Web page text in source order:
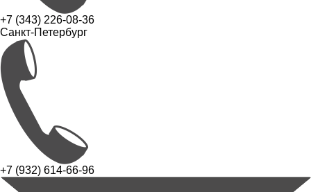
+7 (343) 226-08-36
Санкт-Петербург
+7 (932) 614-66-96